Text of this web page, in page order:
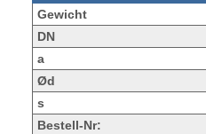
Gewicht
DN
a
Ød
s
Bestell-Nr: